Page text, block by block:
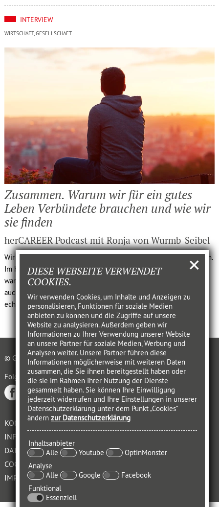
INTERVIEW
Zusammen. Warum wir für ein gutes
Leben Verbün­dete brauchen und wie wir
sie finden
herCAREER Podcast mit Ronja von Wurmb-Seibel
WIRTSCHAFT, GESELLSCHAFT
Wir sind digital ständig verbunden – und fühlen uns doch oft allein.
Im herCAREER Podcast spricht Ronja von Wurmb-Seibel darüber,
warum Einsamkeit nicht nur unserer Gesundheit schadet, sondern
auch den gesellschaftlichen Zusammenhalt gefährdet – und wie
echte Verbundenheit entstehen kann.
© GABAL VERLAG GMBH OFFENBACH 2021
Folgen auf
KONTAKT
INFORMATIONSPFLICHT
DATENSCHUTZERKLÄRUNG
COOKIES
IMPRESSUM
DIESE WEBSEITE VERWENDET
COOKIES.
Wir verwenden Cookies, um Inhalte und Anzeigen zu
personalisieren, Funktionen für soziale Medien
anbieten zu können und die Zugriffe auf unsere
Website zu analysieren. Außerdem geben wir
Informationen zu Ihrer Verwendung unserer Website
an unsere Partner für soziale Medien, Werbung und
Analysen weiter. Unsere Partner führen diese
Informationen möglicherweise mit weiteren Daten
zusammen, die Sie ihnen bereitgestellt haben oder
die sie im Rahmen Ihrer Nutzung der Dienste
gesammelt haben. Sie können Ihre Einwilligung
jederzeit widerrufen und Ihre Einstellungen in unserer
Datenschutzerklärung unter dem Punkt „Cookies“
ändern zur Datenschutzerklärung
Inhaltsanbieter
Alle
Youtube
OptinMonster
Analyse
Alle
Google
Facebook
Funktional
Essenziell